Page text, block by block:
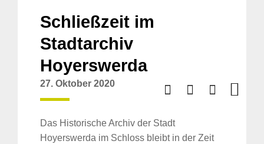
Schließzeit im
Stadtarchiv
Hoyerswerda
27. Oktober 2020
Das Historische Archiv der Stadt
Hoyerswerda im Schloss bleibt in der Zeit